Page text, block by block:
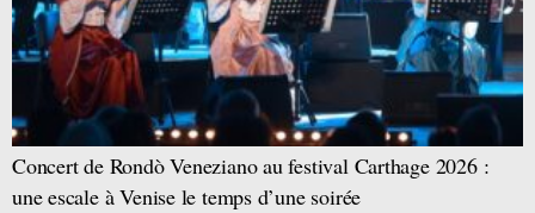
Concert de Rondò Veneziano au festival Carthage 2026 :
une escale à Venise le temps d’une soirée